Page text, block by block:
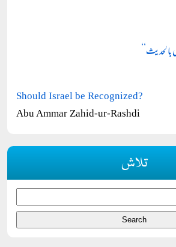
بالحدیث‘‘
Should Israel be Recognized?
Abu Ammar Zahid-ur-Rashdi
تلاش